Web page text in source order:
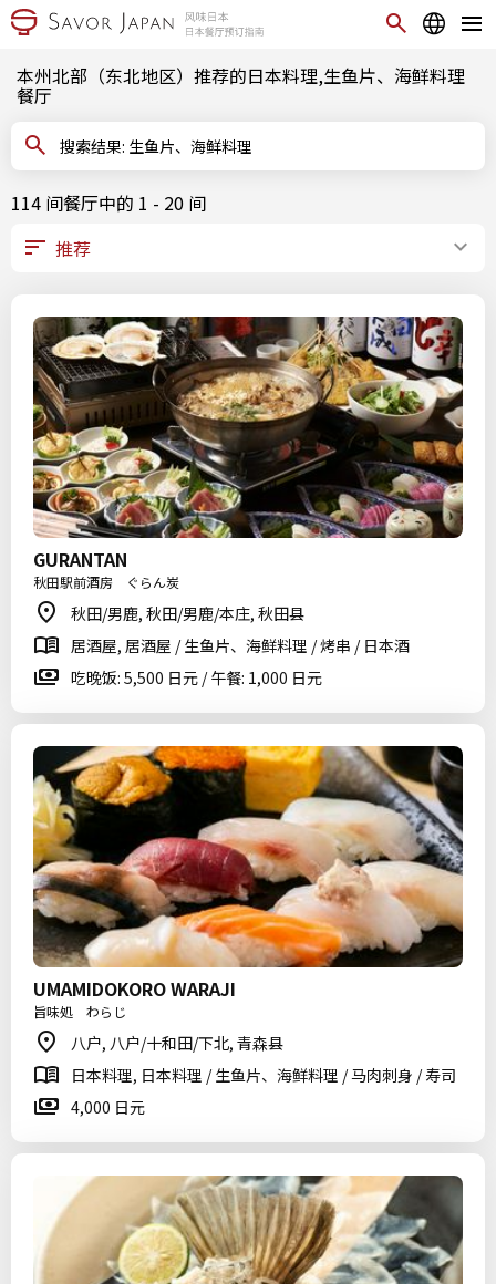
本州北部（东北地区）推荐的日本料理,生鱼片、海鲜料理
餐厅
搜索结果: 生鱼片、海鲜料理
114 间餐厅中的 1 - 20 间
GURANTAN
秋田駅前酒房 ぐらん炭
秋田/男鹿, 秋田/男鹿/本庄, 秋田县
居酒屋, 居酒屋 / 生鱼片、海鲜料理 / 烤串 / 日本酒
吃晚饭: 5,500 日元 / 午餐: 1,000 日元
UMAMIDOKORO WARAJI
旨味処 わらじ
八户, 八户/十和田/下北, 青森县
日本料理, 日本料理 / 生鱼片、海鲜料理 / 马肉刺身 / 寿司
4,000 日元